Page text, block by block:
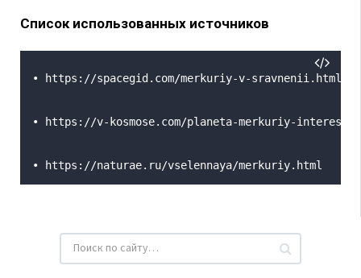
Список использованных источников
• https://spacegid.com/merkuriy-v-sravnenii.html
• https://v-kosmose.com/planeta-merkuriy-
• https://naturae.ru/vselennaya/merkuriy.html